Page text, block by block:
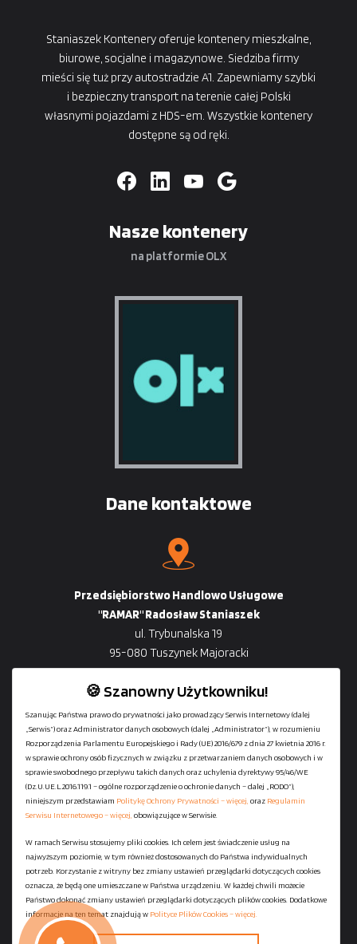
Staniaszek Kontenery oferuje kontenery mieszkalne,
biurowe, socjalne i magazynowe. Siedziba firmy
mieści się tuż przy autostradzie A1. Zapewniamy szybki
i bezpieczny transport na terenie całej Polski
własnymi pojazdami z HDS-em. Wszystkie kontenery
dostępne są od ręki.
Nasze kontenery
na platformie OLX
Dane kontaktowe
Przedsiębiorstwo Handlowo Usługowe
"RAMAR" Radosław Staniaszek
ul. Trybunalska 19
95-080 Tuszynek Majoracki
+48729-133-333
biuro@601144444.pl
Kontakt
Regulamin serwisu
Polityka Ochrony Prywatności
Polityka Plików Cookies
🍪 Szanowny Użytkowniku!
Szanując Państwa prawo do prywatności jako prowadzący Serwis Internetowy (dalej
„Serwis”) oraz Administrator danych osobowych (dalej „Administrator”), w rozumieniu
Rozporządzenia Parlamentu Europejskiego i Rady (UE) 2016/679 z dnia 27 kwietnia 2016 r.
w sprawie ochrony osób fizycznych w związku z przetwarzaniem danych osobowych i w
sprawie swobodnego przepływu takich danych oraz uchylenia dyrektywy 95/46/WE
(Dz.U.UE.L.2016.119.1 – ogólne rozporządzenie o ochronie danych – dalej „RODO”),
niniejszym przedstawiam Politykę Ochrony Prywatności – więcej, oraz Regulamin
Serwisu Internetowego – więcej, obowiązujące w Serwisie.
W ramach Serwisu stosujemy pliki cookies. Ich celem jest świadczenie usług na
najwyższym poziomie, w tym również dostosowanych do Państwa indywidualnych
potrzeb. Korzystanie z witryny bez zmiany ustawień przeglądarki dotyczących cookies
oznacza, że będą one umieszczane w Państwa urządzeniu. W każdej chwili możecie
Państwo dokonać zmiany ustawień przeglądarki dotyczących plików cookies. Dodatkowe
informacje na ten temat znajdują w Polityce Plików Cookies – więcej.